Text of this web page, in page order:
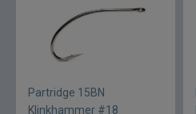
Rovex
Salmo
Savage Gear
Partridge 15BN
Klinkhammer #18